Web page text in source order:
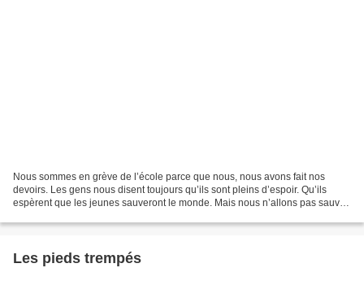
Nous sommes en grève de l’école parce que nous, nous avons fait nos
devoirs. Les gens nous disent toujours qu’ils sont pleins d’espoir. Qu’ils
espèrent que les jeunes sauveront le monde. Mais nous n’allons pas sauver
Les pieds trempés